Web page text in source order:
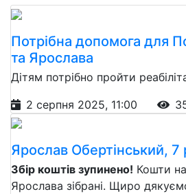
Потрібна допомога для
та Ярослава
Дітям потрібно пройти
2 серпня 2025, 11:00
Ярослав Обертінський, 7
Збір коштів зупинено! Кошти
Ярослава зібрані. Щиро